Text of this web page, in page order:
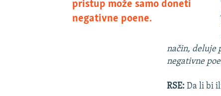
pristup može samo doneti
negativne poene.
način, deluje
negativne
RSE:Da li bi